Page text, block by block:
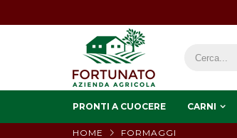
PRONTI A CUOCERE CARNI
HOME FORMAGGI